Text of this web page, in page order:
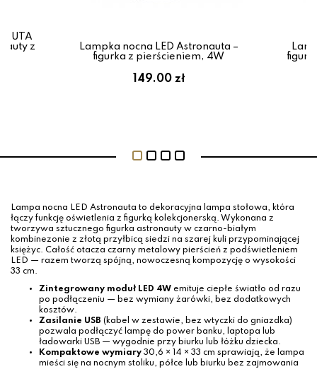
z
Lampka nocna LED Astronauta –
figurka z pierścieniem, 4W
149.00 zł
Lampa nocna LED Astronauta to dekoracyjna lampa stołowa, która
łączy funkcję oświetlenia z figurką kolekcjonerską. Wykonana z
tworzywa sztucznego figurka astronauty w czarno-białym
kombinezonie z złotą przyłbicą siedzi na szarej kuli przypominającej
księżyc. Całość otacza czarny metalowy pierścień z podświetleniem
LED — razem tworzą spójną, nowoczesną kompozycję o wysokości
33 cm.
Zintegrowany moduł LED 4W emituje ciepłe światło od razu
po podłączeniu — bez wymiany żarówki, bez dodatkowych
kosztów.
Zasilanie USB (kabel w zestawie, bez wtyczki do gniazdka)
pozwala podłączyć lampę do power banku, laptopa lub
ładowarki USB — wygodnie przy biurku lub łóżku dziecka.
Kompaktowe wymiary 30,6 × 14 × 33 cm sprawiają, że lampa
mieści się na nocnym stoliku, półce lub biurku bez zajmowania